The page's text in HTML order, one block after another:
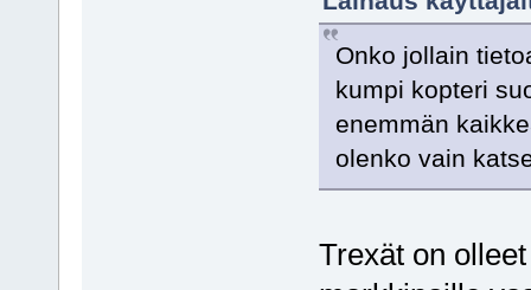
Onko jollain
kumpi kopteri
enemmän
olenko vain
Trexät on